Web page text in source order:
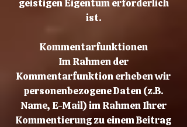
geistigen Eigentum erforderlich
ist.
Kommentarfunktionen
Im Rahmen der
Kommentarfunktion erheben wir
personenbezogene Daten (z.B.
Name, E-Mail) im Rahmen Ihrer
Kommentierung zu einem Beitrag